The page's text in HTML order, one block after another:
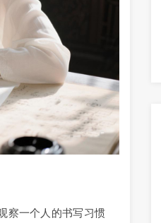
察一个人的书写习惯